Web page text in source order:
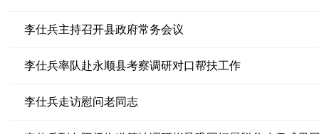
李仕兵主持召开县政府常务会议
李仕兵率队赴永顺县考察调研对口帮扶工作
李仕兵走访慰问老同志